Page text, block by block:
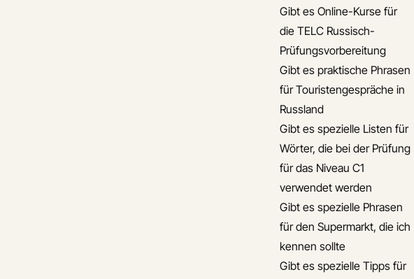
Gibt es Online-Kurse für
die TELC Russisch-
Prüfungsvorbereitung
Gibt es praktische Phrasen
für Touristengespräche in
Russland
Gibt es spezielle Listen für
Wörter, die bei der Prüfung
für das Niveau C1
verwendet werden
Gibt es spezielle Phrasen
für den Supermarkt, die ich
kennen sollte
Gibt es spezielle Tipps für